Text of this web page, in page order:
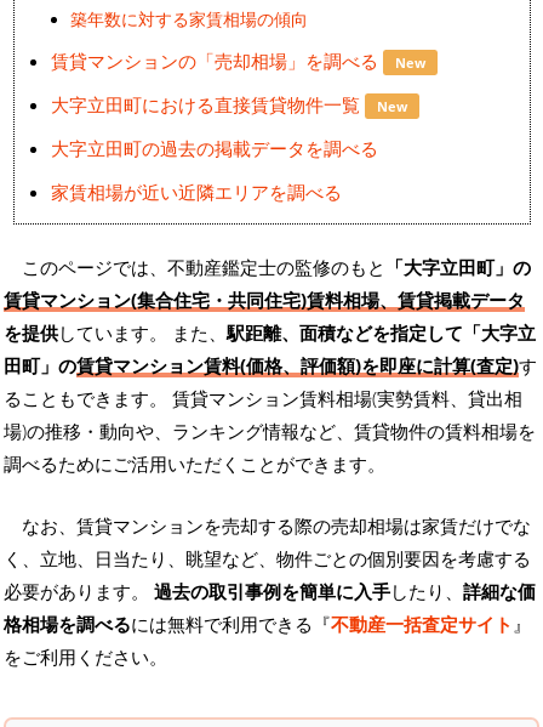
築年数に対する家賃相場の傾向
賃貸マンションの「売却相場」を調べる New
大字立田町における直接賃貸物件一覧 New
大字立田町の過去の掲載データを調べる
家賃相場が近い近隣エリアを調べる
このページでは、不動産鑑定士の監修のもと 「大字立田町」の
賃貸マンション(集合住宅・共同住宅)賃料相場、賃貸掲載データ
を提供しています。 また、駅距離、面積などを指定して「大字立
田町」の賃貸マンション賃料(価格、評価額)を即座に計算(査定)す
ることもできます。 賃貸マンション賃料相場(実勢賃料、貸出相
場)の推移・動向や、ランキング情報など、賃貸物件の賃料相場を
調べるためにご活用いただくことができます。
なお、賃貸マンションを売却する際の売却相場は家賃だけでな
く、立地、日当たり、眺望など、物件ごとの個別要因を考慮する
必要があります。 過去の取引事例を簡単に入手したり、 詳細な価
格相場を調べるには無料で利用できる『不動産一括査定サイト 』
をご利用ください。